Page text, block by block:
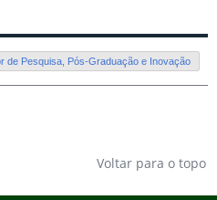
de Pesquisa, Pós-Graduação e Inovação
Voltar para o topo